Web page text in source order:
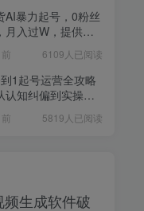
AI暴力起号，0粉丝
月入过W，提供账
】
6109人已阅读
1起号运营全攻略
认知纠偏到实操落
5819人已阅读
生成软件破